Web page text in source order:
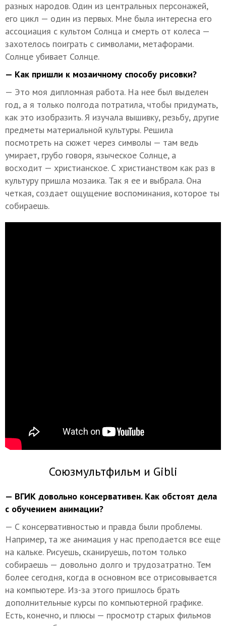
разных народов. Один из центральных персонажей,
его цикл — один из первых. Мне была интересна его
ассоциация с культом Солнца и смерть от колеса —
захотелось поиграть с символами, метафорами.
Солнце убивает Солнце.
— Как пришли к мозаичному способу рисовки?
— Это моя дипломная работа. На нее был выделен
год, а я только полгода потратила, чтобы придумать,
как это изобразить. Я изучала вышивку, резьбу, другие
предметы материальной культуры. Решила
посмотреть на сюжет через символы — там ведь
умирает, грубо говоря, языческое Солнце, а
восходит — христианское. С христианством как раз в
культуру пришла мозаика. Так я ее и выбрала. Она
четкая, создает ощущение воспоминания, которое ты
собираешь.
Союзмультфильм и Gibli
— ВГИК довольно консервативен. Как обстоят дела
с обучением анимации?
— С консервативностью и правда были проблемы.
Например, та же анимация у нас преподается все еще
на кальке. Рисуешь, сканируешь, потом только
собираешь — довольно долго и трудозатратно. Тем
более сегодня, когда в основном все отрисовывается
на компьютере. Из-за этого пришлось брать
дополнительные курсы по компьютерной графике.
Есть, конечно, и плюсы — просмотр старых фильмов